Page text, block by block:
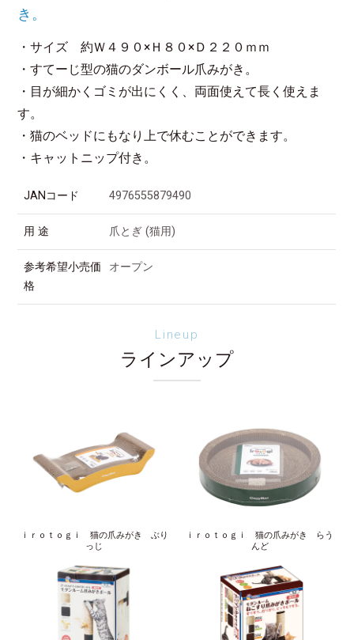
き。
・サイズ 約Ｗ４９０×Ｈ８０×Ｄ２２０ｍｍ
・すてーじ型の猫のダンボール爪みがき。
・目が細かくゴミが出にくく、両面使えて長く使えま
す。
・猫のベッドにもなり上で休むことができます。
・キャットニップ付き。
JANコード 4976555879490
用 途 爪とぎ (猫用)
参考希望小売価
格
オープン
Lineup
ラインアップ
ｉｒｏｔｏｇｉ 猫の爪みがき ぶり
っじ
ｉｒｏｔｏｇｉ 猫の爪みがき らう
んど